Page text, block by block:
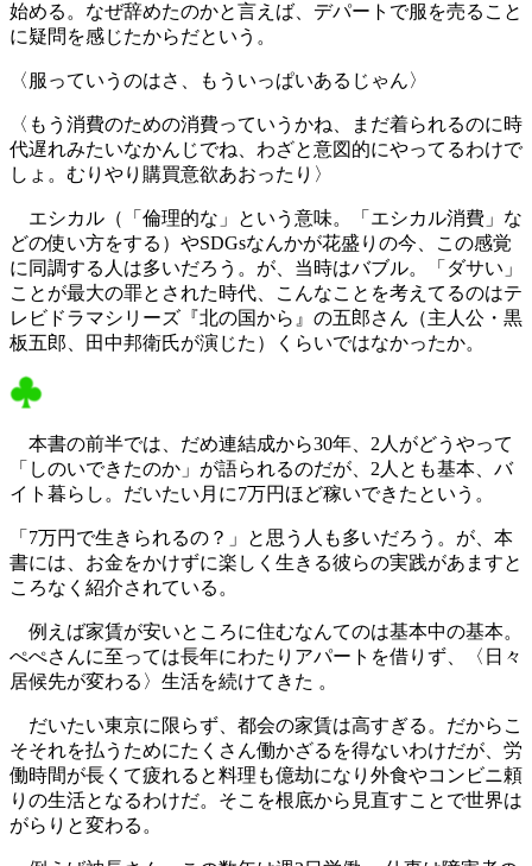
始める。なぜ辞めたのかと言えば、デパートで服を売ること
に疑問を感じたからだという。
〈服っていうのはさ、もういっぱいあるじゃん〉
〈もう消費のための消費っていうかね、まだ着られるのに時
代遅れみたいなかんじでね、わざと意図的にやってるわけで
しょ。むりやり購買意欲あおったり〉
エシカ ル（「倫理的な」という意味。「エシカル消費」な
どの使い方をする）やSDGsなんかが花盛りの今、この感覚
に同調する人は多いだろう。が、当時はバブル。「ダサい」
ことが最大の罪とされた時代、こんなことを考えてるのはテ
レビドラマシリーズ『北の国から』の五郎さん（主人公・黒
板五郎、田中邦衛氏が演じた）くらいではなかったか。
本書の前半では、だめ連結成から30年、2人がどうやって
「しのいできたのか」が語られるのだが、2人とも基本、バ
イト暮らし。だいたい月に7万円ほど稼いできたという。
「7万円で生きられるの？」と思う人も多いだろう。が、本
書には、お金をかけずに楽しく生きる彼らの実践があますと
ころなく紹介されている。
例えば家賃が安いところに住むなんてのは基本中の基本。
ぺぺさんに至っては長年にわたりアパートを借りず、〈日々
居候先が変わる〉生活を続けてきた 。
だいたい東京に限らず、都会の家賃は高すぎる。だからこ
そそれを払うためにたくさん働かざるを得ないわけだが、労
働時間が長くて疲れると料理も億劫になり外食やコンビニ頼
りの生活となるわけだ。そこを根底から見直すことで世界は
がらりと変わる。